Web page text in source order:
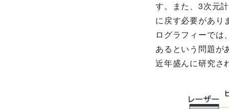
す。また、3次元
に戻す必要があり
ログラフィーでは
あるという問題が
近年盛んに研究さ